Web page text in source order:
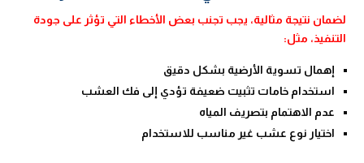
لضمان نتيجة مثالية، يجب تجنب بعض الأخطاء التي تؤثر على جودة
التنفيذ، مثل:
إهمال تسوية الأرضية بشكل دقيق
استخدام خامات تثبيت ضعيفة تؤدي إلى فك العشب
عدم الاهتمام بتصريف المياه
اختيار نوع عشب غير مناسب للاستخدام